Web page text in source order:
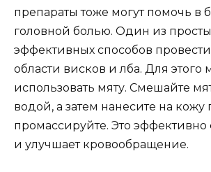
препараты тоже могут помочь в
головной болью. Один из
эффективных способов
области висков и лба. Для этого
использовать мяту. Смешайте
водой, а затем нанесите на кожу
промассируйте. Это эффективно
и улучшает кровообращение.